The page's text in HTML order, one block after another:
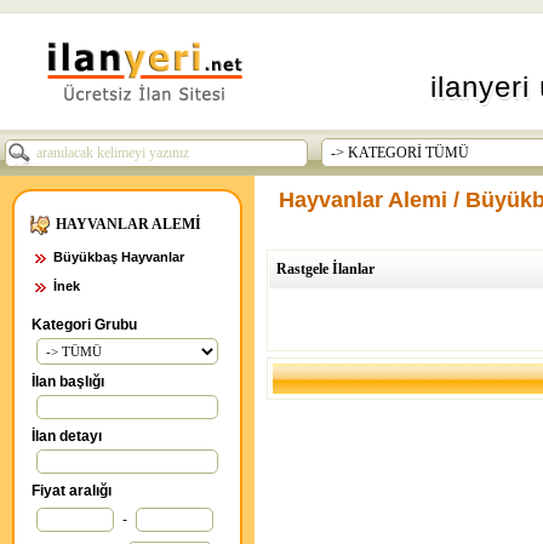
ilanyeri
HAYVANLAR ALEMİ
Büyükbaş Hayvanlar
İnek
Kategori Grubu
İlan başlığı
İlan detayı
Fiyat aralığı
-
Hayvanlar Alemi /
Rastgele İlanlar